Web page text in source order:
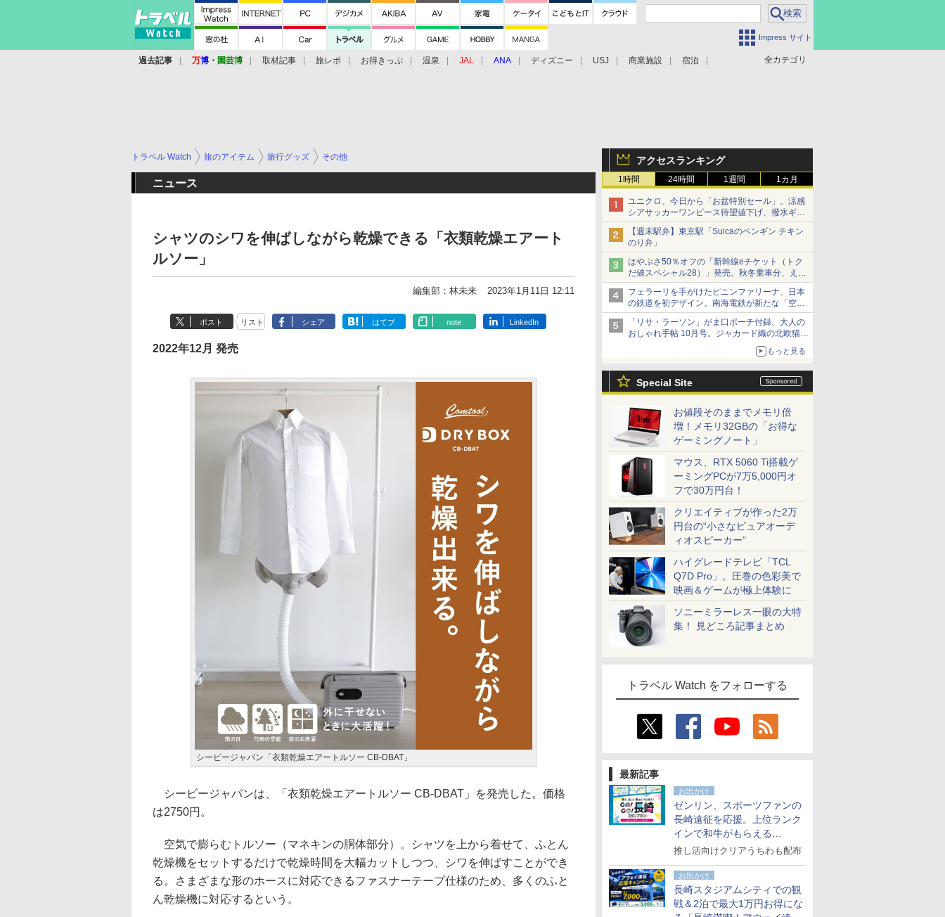
Impress サイト
全カテゴリ
過去記事 万博 ・ 園芸博 取材記事 旅レポ お得きっぷ 温泉 JAL ANA ディズニー USJ 商業施設 宿泊
アクセスランキング
1時間 24時間 1週間 1カ月
ユニクロ、今日から「お盆特別セール」。涼感
シアサッカーワンピース待望値下げ、撥水ギア
ショーツは1990円に
【週末駅弁】東京駅「Suicaのペンギン チキン
のり弁」
はやぶさ50％オフの「新幹線eチケット（トク
だ値スペシャル28）」発売。秋冬乗車分、えき
ねっと限定
フェラーリを手がけたピニンファリーナ、日本
の鉄道を初デザイン。南海電鉄が新たな「空港
特急」をなにわ筋線へ導入
「リサ・ラーソン」がま口ポーチ付録、大人の
おしゃれ手帖 10月号。ジャカード織の北欧猫デ
もっと見る
Special Site
お値段そのままでメモリ倍
増！メモリ32GBの「お得な
ゲーミングノート」
マウス、RTX 5060 Ti搭載ゲ
ーミングPCが7万5,000円オ
フで30万円台！
クリエイティブが作った2万
円台の“小さなピュアオーデ
ィオスピーカー”
ハイグレードテレビ「TCL
Q7D Pro」。圧巻の色彩美で
映画＆ゲームが極上体験に
ソニーミラーレス一眼の大特
集！ 見どころ記事まとめ
トラベル Watch をフォローする
最新記事
お出かけ
ゼンリン、スポーツファンの
長崎遠征を応援。上位ランク
インで和牛がもらえる
「GO！GO！長崎スタンプラ
推し活向けクリアうちわも配布
お出かけ
長崎スタジアムシティでの観
戦＆2泊で最大1万円お得にな
トラベル Watch 旅のアイテム 旅行グッズ その他
ニュース
シャツのシワを伸ばしながら乾燥できる「衣類乾燥エアート
ルソー」
編集部：林未来 2023年1月11日 12:11
ポスト リスト シェア はてブ note LinkedIn
2022年12月 発売
シービージャパン「衣類乾燥エアートルソー CB-DBAT」
シービージャパンは、「衣類乾燥エアートルソー CB-DBAT」を発売した。価格
は2750円。
空気で膨らむトルソー（マネキンの胴体部分）。シャツを上から着せて、ふとん
乾燥機をセットするだけで乾燥時間を大幅カットしつつ、シワを伸ばすことができ
る。さまざまな形のホースに対応できるファスナーテープ仕様のため、多くのふと
ん乾燥機に対応するという。